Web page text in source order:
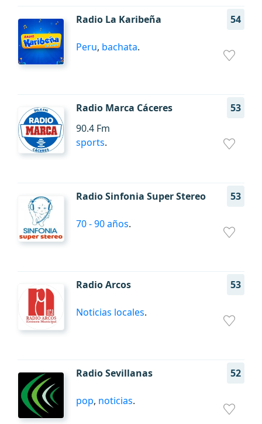
Radio La Karibeña 54
Peru, bachata.
Radio Marca Cáceres
53
90.4 Fm
sports.
Radio Sinfonia Super Stereo 53
70 - 90 años.
Radio Arcos 53
Noticias locales.
Radio Sevillanas 52
pop, noticias.